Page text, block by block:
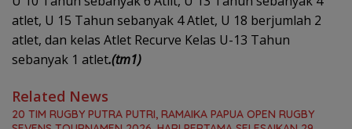
atlet, U 15 Tahun sebanyak 4 Atlet, U 18 berjumlah 2
atlet, dan kelas Atlet Recurve Kelas U-13 Tahun
sebanyak 1 atlet.(tm1)
Related News
20 TIM RUGBY PUTRA PUTRI, RAMAIKA PAPUA OPEN RUGBY